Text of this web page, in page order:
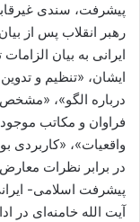
پیشرفت، سندی
رهبر انقلاب پس از
ایرانی به بیان الزامات
ایشان، «تنظیم و
درباره الگو»،
فراوان و مکاتب موجود
واقعیات»،
در برابر نظرات
پیشرفت اسلامی-
آیت الله خامنه‌ای در